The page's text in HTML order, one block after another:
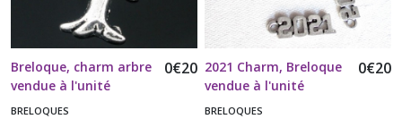
Breloque, charm arbre
vendue à l'unité
0€20
BRELOQUES
2021 Charm, Breloque
vendue à l'unité
0€20
BRELOQUES